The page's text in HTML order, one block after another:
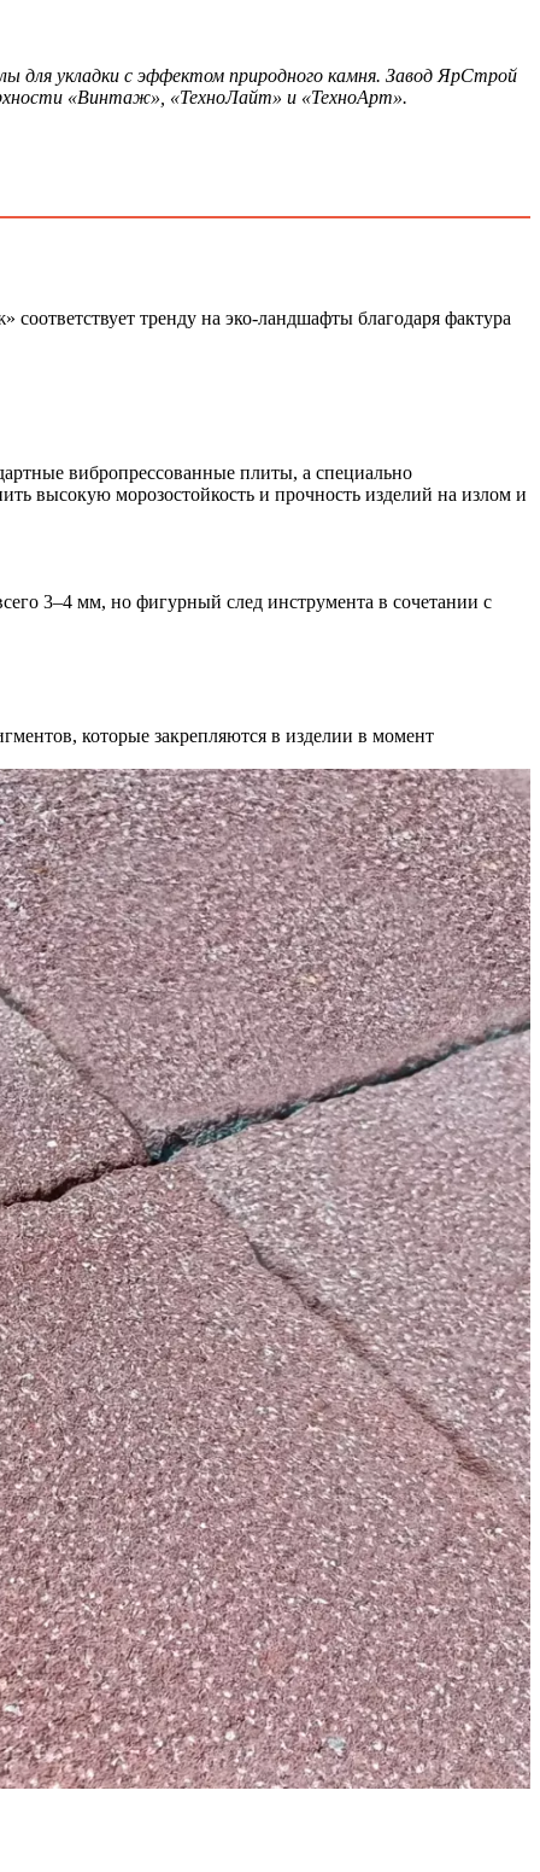
укладки с эффектом природного камня. Завод ЯрСтрой
«Винтаж», «ТехноЛайт» и «ТехноАрт».
соответствует тренду на эко-ландшафты благодаря фактура
вибропрессованные плиты, а специально
высокую морозостойкость и прочность изделий на излом и
3–4 мм, но фигурный след инструмента в сочетании с
которые закрепляются в изделии в момент